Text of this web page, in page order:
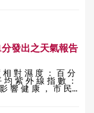
發出之天氣報告
對 濕 度 ： 百 分
紫 外 線 指 數 ：
響 健 康 ， 市 民...